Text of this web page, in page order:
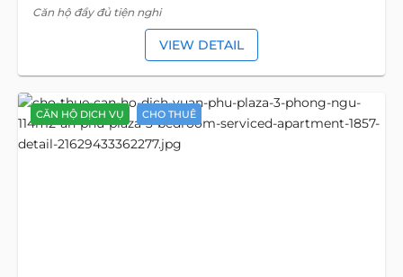
Căn hộ đầy đủ tiện nghi
VIEW DETAIL
CĂN HỘ DỊCH VỤ CHO THUÊ